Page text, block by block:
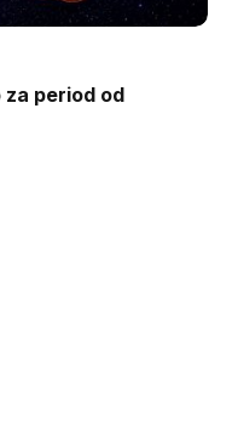
period od